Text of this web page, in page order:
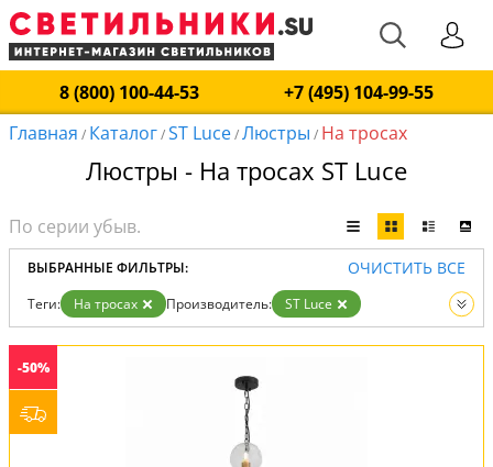
8 (800) 100-44-53
+7 (495) 104-99-55
Главная / Каталог/ST Luce/Люстры / На тросах
Люстры - На тросах ST Luce
ВЫБРАННЫЕ ФИЛЬТРЫ: ОЧИСТИТЬ ВСЕ
Теги: На тросах Производитель:
ST Luce
Вид:
Люстры
-50%